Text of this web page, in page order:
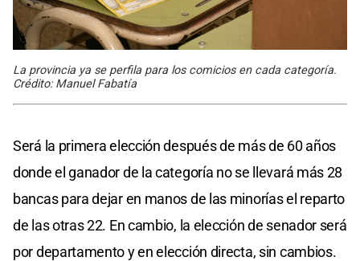
La provincia ya se perfila para los comicios en cada categoría.
Crédito: Manuel Fabatía
Será la primera elección después de más de 60 años
donde el ganador de la categoría no se llevará más 28
bancas para dejar en manos de las minorías el reparto
de las otras 22. En cambio, la elección de senador será
por departamento y en elección directa, sin cambios.